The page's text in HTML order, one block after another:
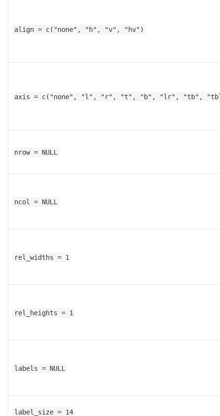
align = c("none", "h", "v", "hv")
axis = c("none", "l", "r", "t", "b", "lr", "tb",
nrow = NULL
ncol = NULL
rel_widths = 1
rel_heights = 1
labels = NULL
label_size = 14